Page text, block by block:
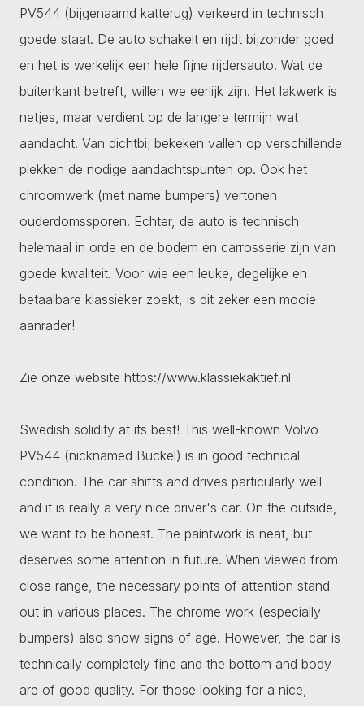
PV544 (bijgenaamd katterug) verkeerd in technisch
goede staat. De auto schakelt en rijdt bijzonder goed
en het is werkelijk een hele fijne rijdersauto. Wat de
buitenkant betreft, willen we eerlijk zijn. Het lakwerk is
netjes, maar verdient op de langere termijn wat
aandacht. Van dichtbij bekeken vallen op verschillende
plekken de nodige aandachtspunten op. Ook het
chroomwerk (met name bumpers) vertonen
ouderdomssporen. Echter, de auto is technisch
helemaal in orde en de bodem en carrosserie zijn van
goede kwaliteit. Voor wie een leuke, degelijke en
betaalbare klassieker zoekt, is dit zeker een mooie
aanrader!
Zie onze website https://www.klassiekaktief.nl
Swedish solidity at its best! This well-known Volvo
PV544 (nicknamed Buckel) is in good technical
condition. The car shifts and drives particularly well
and it is really a very nice driver's car. On the outside,
we want to be honest. The paintwork is neat, but
deserves some attention in future. When viewed from
close range, the necessary points of attention stand
out in various places. The chrome work (especially
bumpers) also show signs of age. However, the car is
technically completely fine and the bottom and body
are of good quality. For those looking for a nice,